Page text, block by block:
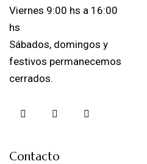
Viernes 9:00 hs a 16:00
hs
Sábados, domingos y
festivos permanecemos
cerrados.
Contacto